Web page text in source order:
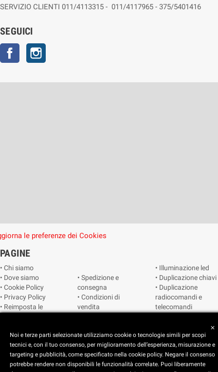
SERVIZIO CLIENTI 011/4113315 - 011/4117965 - 375/5401416
SEGUICI
Facebook
le preferenze dei Cookies
PAGINE
• Chi siamo
• Dove siamo
• Cookie Policy
• Privacy Policy
• Reimposta le
• Spedizione e
consegna
• Condizioni di
vendita
• Illuminazione led
• Duplicazione chiavi
• Duplicazione
radiocomandi e
telecomandi
• Video sorveglianza
Copyright © 2025 CEART | Negozio di elettronica Torino
close
Noi e terze parti selezionate utilizziamo cookie o tecnologie simili per scopi
tecnici e, con il tuo consenso, per miglioramento dell’esperienza, misurazione e
targeting e pubblicità, come specificato nella cookie policy. Negare il consenso
potrebbe rendere non disponibili le funzionalità correlate. Puoi liberamente